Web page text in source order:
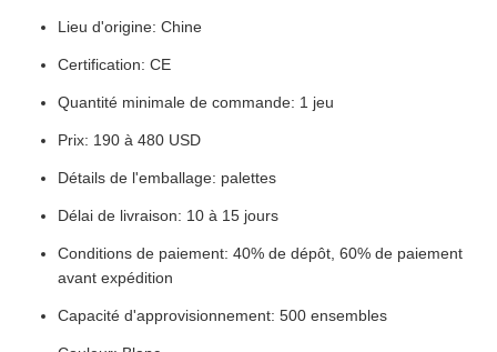
Lieu d'origine: Chine
Certification: CE
Quantité minimale de commande: 1 jeu
Prix: 190 à 480 USD
Détails de l'emballage: palettes
Délai de livraison: 10 à 15 jours
Conditions de paiement: 40% de dépôt, 60% de paiement
avant expédition
Capacité d'approvisionnement: 500 ensembles